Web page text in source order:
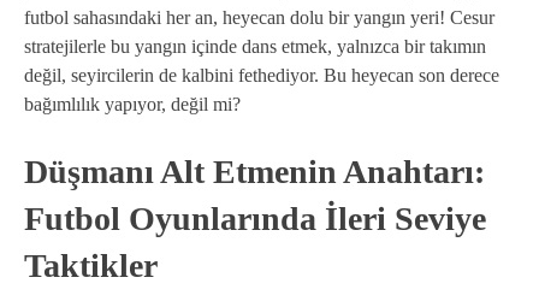
futbol sahasındaki her an, heyecan dolu bir yangın yeri! Cesur
stratejilerle bu yangın içinde dans etmek, yalnızca bir takımın
değil, seyircilerin de kalbini fethediyor. Bu heyecan son derece
bağımlılık yapıyor, değil mi?
Düşmanı Alt Etmenin Anahtarı:
Futbol Oyunlarında İleri Seviye
Taktikler